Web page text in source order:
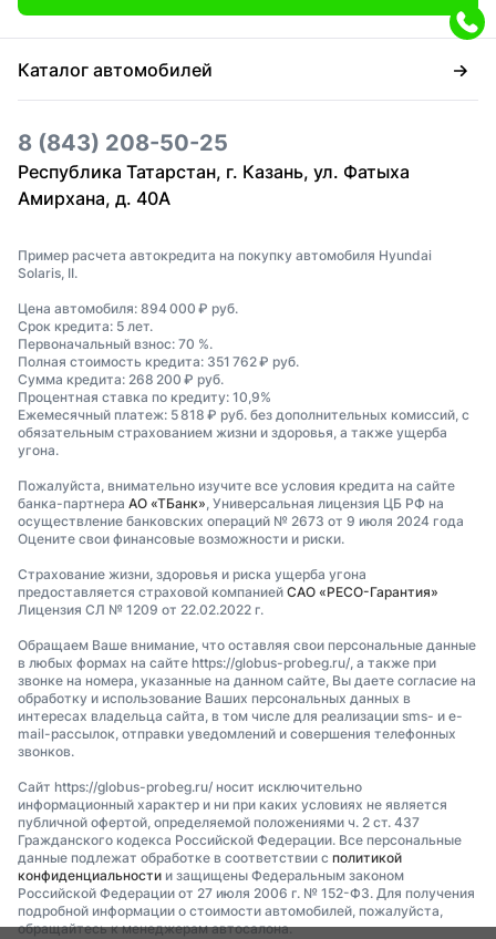
Каталог автомобилей
8 (843) 208-50-25
Республика Татарстан, г. Казань, ул. Фатыха
Амирхана, д. 40А
Пример расчета автокредита на покупку автомобиля Hyundai
Solaris, II.
Цена автомобиля: 894 000 ₽ руб.
Срок кредита: 5 лет.
Первоначальный взнос: 70 %.
Полная стоимость кредита: 351 762 ₽ руб.
Сумма кредита: 268 200 ₽ руб.
Процентная ставка по кредиту: 10,9%
Ежемесячный платеж: 5 818 ₽ руб. без дополнительных комиссий, с
обязательным страхованием жизни и здоровья, а также ущерба
угона.
Пожалуйста, внимательно изучите все условия кредита на сайте
банка-партнера АО «ТБанк», Универсальная лицензия ЦБ РФ на
осуществление банковских операций № 2673 от 9 июля 2024 года
Оцените свои финансовые возможности и риски.
Страхование жизни, здоровья и риска ущерба угона
предоставляется страховой компанией САО «РЕСО-Гарантия»
Лицензия СЛ № 1209 от 22.02.2022 г.
Обращаем Ваше внимание, что оставляя свои персональные данные
в любых формах на сайте https://globus-probeg.ru/, а также при
звонке на номера, указанные на данном сайте, Вы даете согласие на
обработку и использование Ваших персональных данных в
интересах владельца сайта, в том числе для реализации sms- и e-
mail-рассылок, отправки уведомлений и совершения телефонных
звонков.
Сайт https://globus-probeg.ru/ носит исключительно
информационный характер и ни при каких условиях не является
публичной офертой, определяемой положениями ч. 2 ст. 437
Гражданского кодекса Российской Федерации. Все персональные
данные подлежат обработке в соответствии с политикой
конфиденциальности и защищены Федеральным законом
Российской Федерации от 27 июля 2006 г. № 152-ФЗ. Для получения
подробной информации о стоимости автомобилей, пожалуйста,
обращайтесь к менеджерам автосалона.